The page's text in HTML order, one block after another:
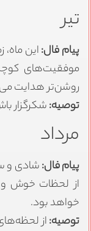
تیر
پیام فال:این
موفقیت‌های
روشن‌تر هدایت
توصیه:شکرگزار
مرداد
پیام فال:شادی و
از لحظات خوش و
خواهد بود.
توصیه:از